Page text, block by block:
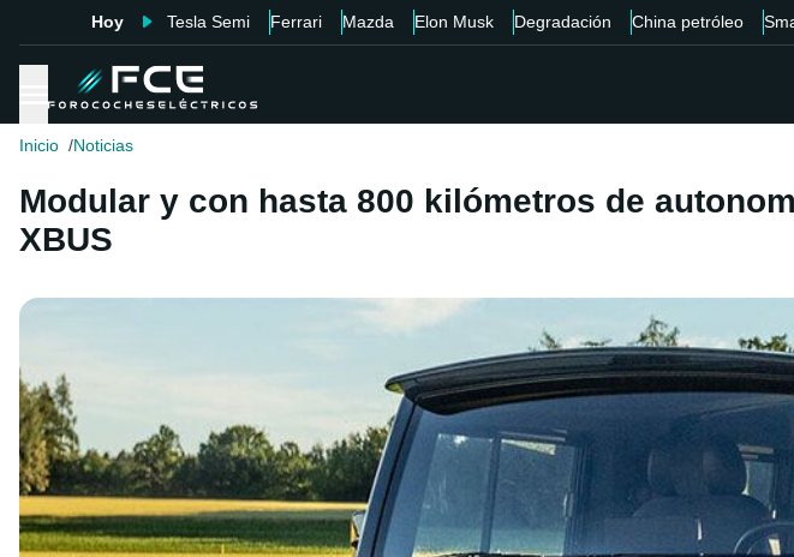
Hoy Tesla Semi Ferrari Mazda Elon Musk Degradación China petróleo
Inicio Noticias
Modular y con hasta 800 kilómetros de
XBUS